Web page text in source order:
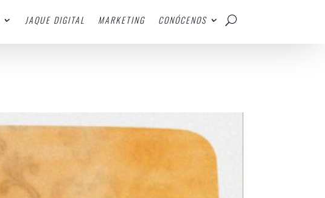
JAQUE DIGITAL MARKETING CONÓCENOS